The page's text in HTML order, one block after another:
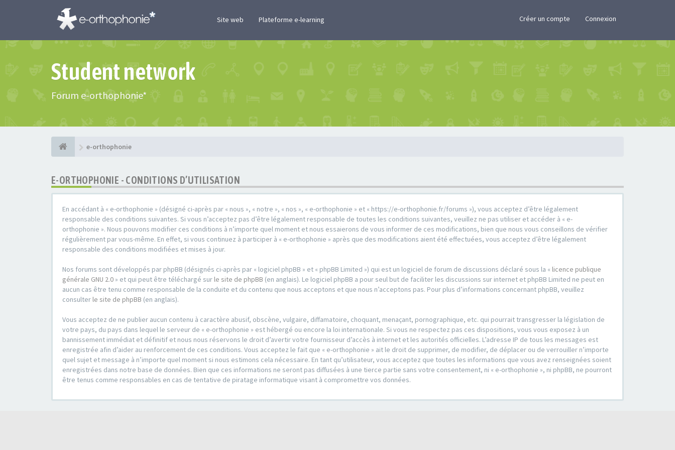
Site web Plateforme e-learning Créer un compte Connexion
Student network
Forum e-orthophonie*
e-orthophonie
E-ORTHOPHONIE - CONDITIONS D’UTILISATION
En accédant à « e-orthophonie » (désigné ci-après par « nous », « notre », « nos », « e-orthophonie » et « https://e-orthophonie.fr/forums »), vous acceptez d’être légalement
responsable des conditions suivantes. Si vous n’acceptez pas d’être légalement responsable de toutes les conditions suivantes, veuillez ne pas utiliser et accéder à « e-
orthophonie ». Nous pouvons modifier ces conditions à n’importe quel moment et nous essaierons de vous informer de ces modifications, bien que nous vous conseillons de vérifier
régulièrement par vous-même. En effet, si vous continuez à participer à « e-orthophonie » après que des modifications aient été effectuées, vous acceptez d’être légalement
responsable des conditions modifiées et mises à jour.
Nos forums sont développés par phpBB (désignés ci-après par « logiciel phpBB » et « phpBB Limited ») qui est un logiciel de forum de discussions déclaré sous la « licence publique
générale GNU 2.0 » et qui peut être téléchargé sur le site de phpBB (en anglais). Le logiciel phpBB a pour seul but de faciliter les discussions sur internet et phpBB Limited ne peut en
aucun cas être tenu comme responsable de la conduite et du contenu que nous acceptons et que nous n’acceptons pas. Pour plus d’informations concernant phpBB, veuillez
consulter le site de phpBB (en anglais).
Vous acceptez de ne publier aucun contenu à caractère abusif, obscène, vulgaire, diffamatoire, choquant, menaçant, pornographique, etc. qui pourrait transgresser la législation de
votre pays, du pays dans lequel le serveur de « e-orthophonie » est hébergé ou encore la loi internationale. Si vous ne respectez pas ces dispositions, vous vous exposez à un
bannissement immédiat et définitif et nous nous réservons le droit d’avertir votre fournisseur d’accès à internet et les autorités officielles. L’adresse IP de tous les messages est
enregistrée afin d’aider au renforcement de ces conditions. Vous acceptez le fait que « e-orthophonie » ait le droit de supprimer, de modifier, de déplacer ou de verrouiller n’importe
quel sujet et message à n’importe quel moment si nous estimons cela nécessaire. En tant qu’utilisateur, vous acceptez que toutes les informations que vous avez renseignées soient
enregistrées dans notre base de données. Bien que ces informations ne seront pas diffusées à une tierce partie sans votre consentement, ni « e-orthophonie », ni phpBB, ne pourront
être tenus comme responsables en cas de tentative de piratage informatique visant à compromettre vos données.